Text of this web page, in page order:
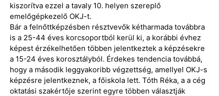
kiszorítva ezzel a tavaly 10. helyen szereplő
emelőgépkezelő OKJ-t.
Bár a felnőttképzésben résztvevők kétharmada továbbra
is a 25-44 éves korcsoportból kerül ki, a korábbi évhez
képest érzékelhetően többen jelentkeztek a képzésekre
a 15-24 éves korosztályból. Érdekes tendencia továbbá,
hogy a második leggyakoribb végzettség, amellyel OKJ-s
képzésre jelentkeznek, a főiskola lett. Tóth Réka, a a cég
oktatási szakértője szerint egyre többen választják